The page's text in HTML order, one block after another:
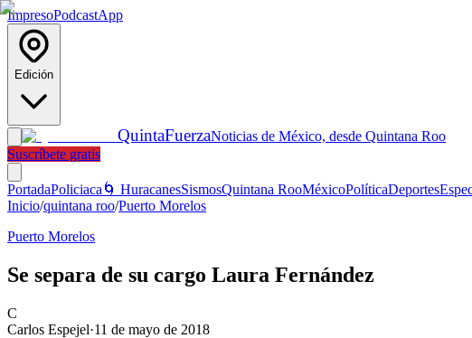
ImpresoPodcastApp
Edición
QuintaFuerzaNoticias de México, desde Quintana Roo
Suscríbete gratis
PortadaPoliciaca 🌀 HuracanesSismosQuintana RooMéxicoPolíticaDeportes
Inicio/quintana roo/Puerto Morelos
Puerto Morelos
Se separa de su cargo Laura Fernández
C
Carlos Espejel·11 de mayo de 2018